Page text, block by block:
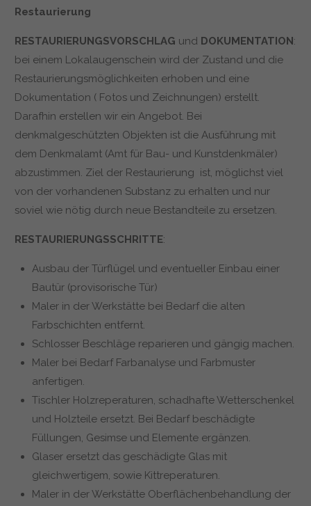
Restaurierung
RESTAURIERUNGSVORSCHLAG und DOKUMENTATION:
bei einem Lokalaugenschein wird der Zustand und die
Restaurierungsmöglichkeiten erhoben und eine
Dokumentation ( Fotos und Zeichnungen) erstellt.
Darafhin erstellen wir ein Angebot. Bei
denkmalgeschützten Objekten ist die Ausführung mit
dem Denkmalamt (Amt für Bau- und Kunstdenkmäler)
abzustimmen. Ziel der Restaurierung ist, möglichst viel
von der vorhandenen Substanz zu erhalten und nur
soviel wie nötig durch neue Bestandteile zu ersetzen.
RESTAURIERUNGSSCHRITTE:
Ausbau der Türflügel und eventueller Einbau einer
Bautür (provisorische Tür)
Maler in der Werkstätte bei Bedarf die alten
Farbschichten entfernt.
Schlosser Beschläge reparieren und gängig machen.
Maler bei Bedarf Farbanalyse und Farbmuster
anfertigen.
Tischler Holzreperaturen, schadhafte Wetterschenkel
und Holzteile ersetzt. Bei Bedarf beschädigte
Füllungen, Gesimse und Elemente ergänzen.
Glaser ersetzt das geschädigte Glas mit
gleichwertigem, sowie Kittreperaturen.
Maler in der Werkstätte Oberflächenbehandlung der